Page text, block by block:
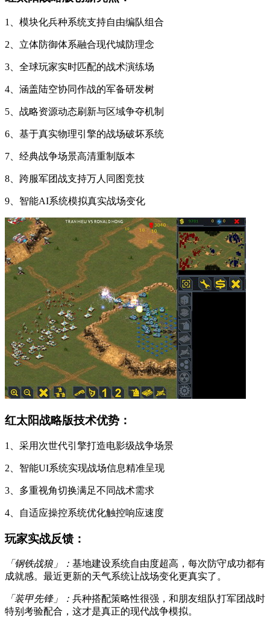
1、模块化兵种系统支持自由编队组合
2、立体防御体系融合现代城防理念
3、全球玩家实时匹配的战术演练场
4、涵盖陆空协同作战的军备研发树
5、战略资源动态刷新与区域争夺机制
6、基于真实物理引擎的战场破坏系统
7、经典战争场景高清重制版本
8、跨服军团战支持万人同图竞技
9、智能AI系统模拟真实战场变化
红太阳战略版技术优势：
1、采用次世代引擎打造电影级战争场景
2、智能UI系统实现战场信息精准呈现
3、多重视角切换满足不同战术需求
4、自适应操控系统优化触控响应速度
玩家实战反馈：
「钢铁战狼」： 基地建设系统自由度超高，每次防守成功都有
成就感。最近更新的天气系统让战场变化更真实了。
「装甲先锋」： 兵种搭配策略性很强，和朋友组队打军团战时
特别考验配合，这才是真正的现代战争模拟。